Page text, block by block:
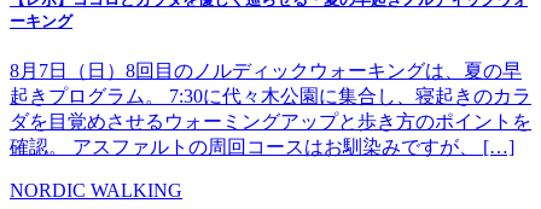
ーキング
8月7日（日）8回目のノルディックウォーキングは、夏の早
起きプログラム。 7:30に代々木公園に集合し、寝起きのカラ
ダを目覚めさせるウォーミングアップと歩き方のポイントを
確認。 アスファルトの周回コースはお馴染みですが、 […]
NORDIC WALKING